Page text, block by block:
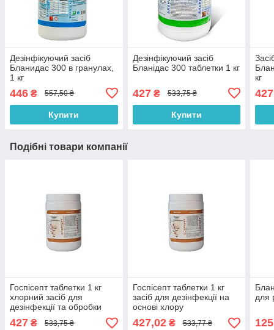
Дезінфікуючий засіб
Бланидас 300 в гранулах,
1 кг
446 ₴ 557,50 ₴
Купити
Дезінфікуючий засіб
Бланідас 300 таблетки 1 кг
427₴ 533,75 ₴
Купити
кг
Подібні товари компанії
Госпісепт таблетки 1 кг
хлорний засіб для
дезінфекції та обробки
поверхонь
427 ₴ 533,75 ₴
Госпісепт таблетки 1 кг
засіб для дезінфекції на
основі хлору
427,02₴ 533,77 ₴
для
125